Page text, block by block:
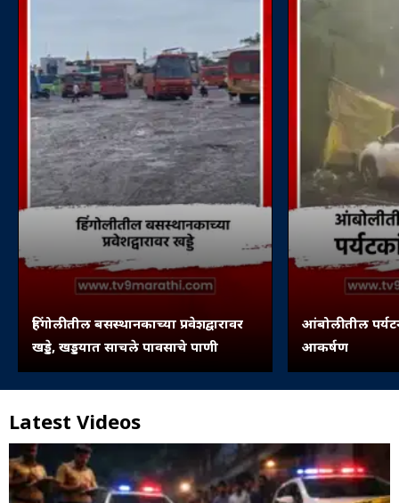
हिंगोलीतील बसस्थानकाच्या प्रवेशद्वारावर
खड्डे, खड्डयात साचले पावसाचे पाणी
आंबोलीतील
आकर्षण
Latest Videos